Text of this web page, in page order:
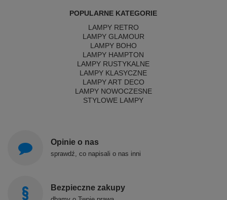
POPULARNE KATEGORIE
LAMPY RETRO
LAMPY GLAMOUR
LAMPY BOHO
LAMPY HAMPTON
LAMPY RUSTYKALNE
LAMPY KLASYCZNE
LAMPY ART DECO
LAMPY NOWOCZESNE
STYLOWE LAMPY
Opinie o nas
sprawdź, co napisali o nas inni
Bezpieczne zakupy